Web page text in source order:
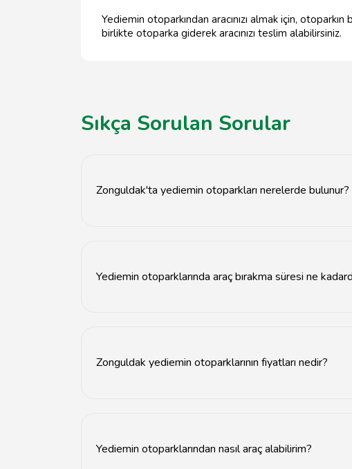
Yediemin otoparkından aracınızı almak için,
birlikte otoparka giderek aracınızı teslim alabilirsiniz.
Sıkça Sorulan Sorular
Zonguldak'ta yediemin otoparkları nerelerde bulunur?
Yediemin otoparklarında araç bırakma süresi ne
Zonguldak yediemin otoparklarının fiyatları nedir?
Yediemin otoparklarından nasıl araç alabilirim?